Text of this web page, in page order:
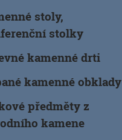
stoly,
stolky
kamenné drti
kamenné obklady
předměty z
kamene